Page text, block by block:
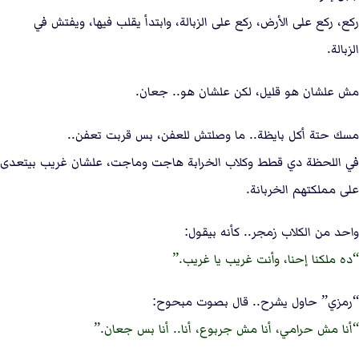
ركع، ركع على الأرض، ركع على الزبالة، وابتدأ يقلب فيها، ويفتش في
الزبالة.
مش علشان هو قليل، لكن علشان هو.. جعان.
مسك حتة أكل بايظة.. ما وصلتش للعفن، بس قربت تعفن..
في اللحظة دي قطط وكلاب الخرابة هاجت وماجت، علشان غريب بيتعدى
على مملكتهم الخربانة.
واحد من الكلاب زمجر.. كأنه بيقول:
ده ملكنا إحنا، وأنت غريب يا غريب.
“رمزي” حاول يشرح.. قال بصوت مبحوح:
أنا مش حرامي، أنا مش جربوع، أنا.. أنا بس جعان.